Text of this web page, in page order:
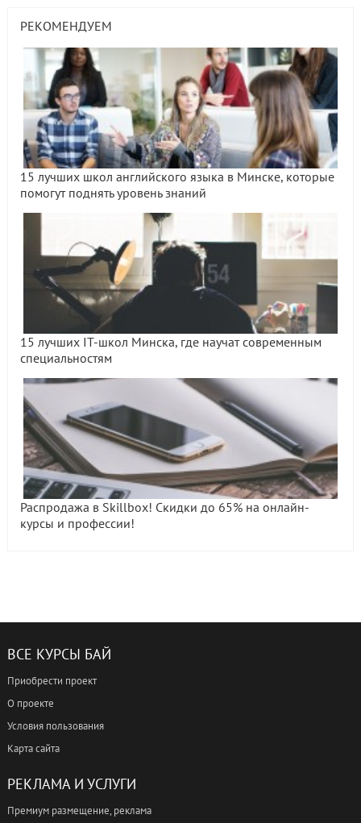
РЕКОМЕНДУЕМ
15 лучших школ английского языка в Минске, которые
помогут поднять уровень знаний
15 лучших IT-школ Минска, где научат современным
специальностям
Распродажа в Skillbox! Скидки до 65% на онлайн-
курсы и профессии!
ВСЕ КУРСЫ БАЙ
Приобрести проект
О проекте
Условия пользования
Карта сайта
РЕКЛАМА И УСЛУГИ
Премиум размещение, реклама